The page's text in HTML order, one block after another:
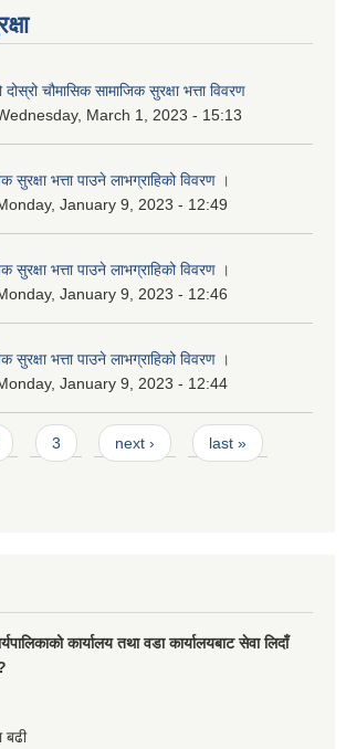
चौमासिक सामाजिक सुरक्षा भत्ता विवरण
March 1, 2023 - 15:13
सुरक्षा भत्ता पाउने लाभग्राहिको विवरण ।
January 9, 2023 - 12:49
सुरक्षा भत्ता पाउने लाभग्राहिको विवरण ।
January 9, 2023 - 12:46
सुरक्षा भत्ता पाउने लाभग्राहिको विवरण ।
January 9, 2023 - 12:44
3 next › last »
कार्यालय तथा वडा कार्यालयबाट सेवा लिदाँ
बढी